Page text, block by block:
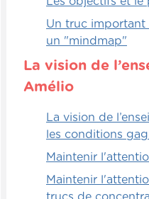
des textes sacrés,
des livres entiers,
sacrément bien
demande aussi
parviennent
concentration
extrêmement
présentement.
Un truc important
un "mindmap"
La vision de
Amélio
La vision de
les conditions
Maintenir
Maintenir